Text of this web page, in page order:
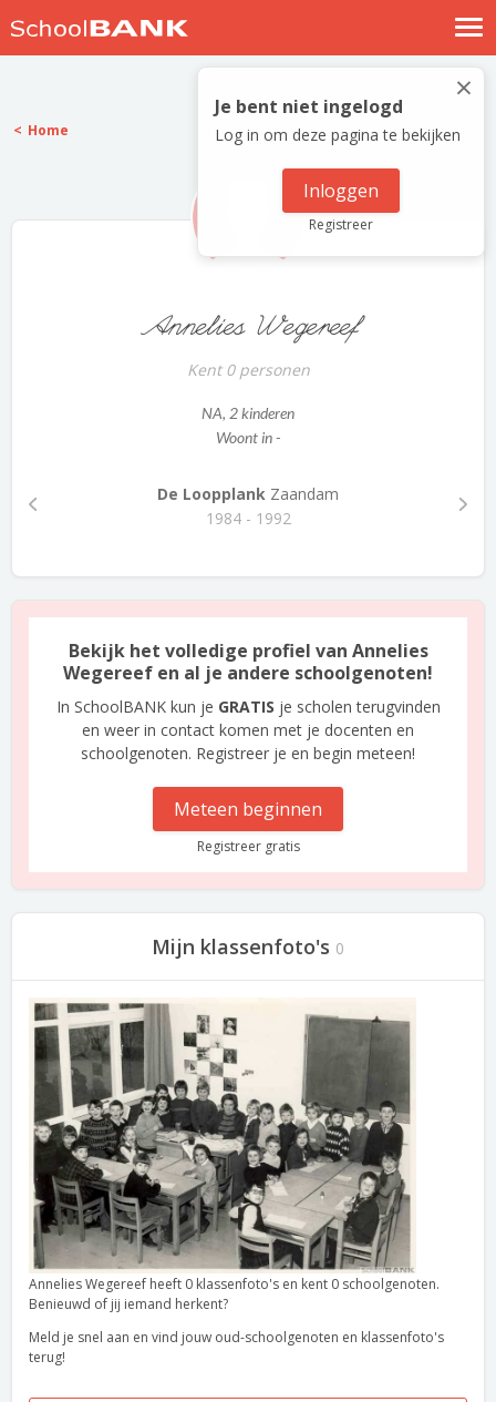
Nostalgische verhalen
Log in
Meld je gratis aan
×
Je bent niet ingelogd
Log in om deze pagina te bekijken
Inloggen
Registreer
Home
Annelies Wegereef
Kent 0 personen
NA, 2 kinderen
Woont in -
De Loopplank Zaandam
1984 - 1992
Bekijk het volledige profiel van Annelies
Wegereef en al je andere schoolgenoten!
In SchoolBANK kun je GRATIS je scholen terugvinden
en weer in contact komen met je docenten en
schoolgenoten. Registreer je en begin meteen!
Meteen beginnen
Registreer gratis
Mijn klassenfoto's 0
Annelies Wegereef heeft 0 klassenfoto's en kent 0 schoolgenoten.
Benieuwd of jij iemand herkent?
Meld je snel aan en vind jouw oud-schoolgenoten en klassenfoto's
terug!